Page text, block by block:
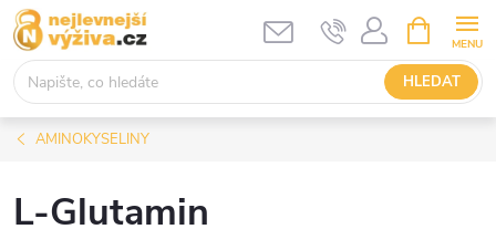
Přejít
na
obsah
HLEDAT
NÁKUPNÍ
KOŠÍK
AMINOKYSELINY
L-Glutamin